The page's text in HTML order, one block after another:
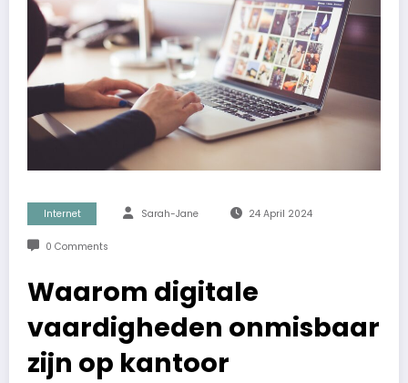
Internet Sarah-Jane 24 April 2024
0 Comments
Waarom digitale
vaardigheden onmisbaar
zijn op kantoor